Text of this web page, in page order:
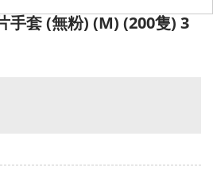
手套 (無粉) (M) (200隻) 3